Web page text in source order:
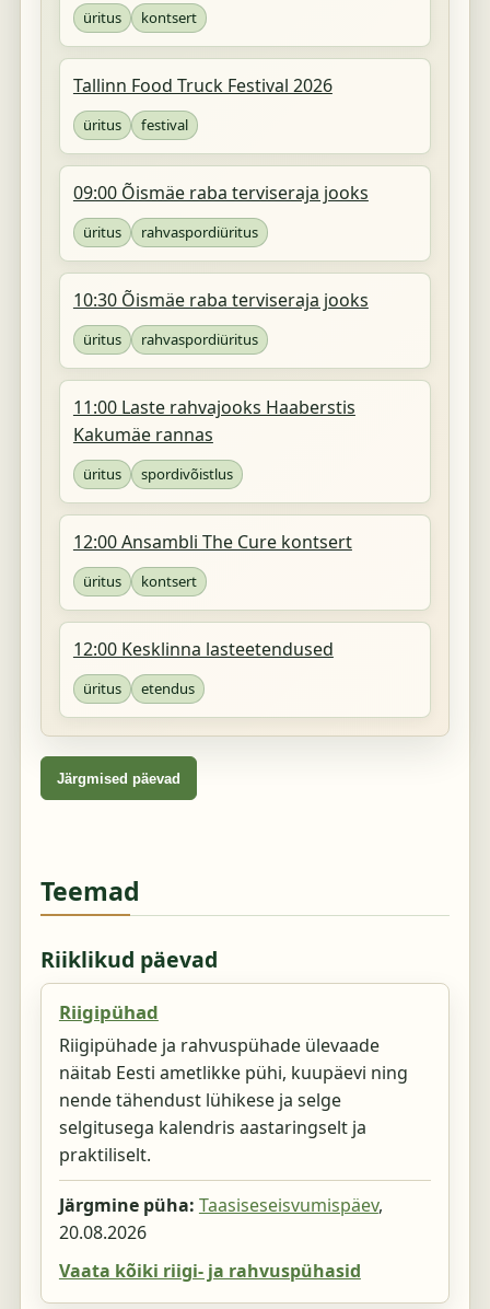
üritus kontsert
Tallinn Food Truck Festival 2026
üritus festival
09:00 Õismäe raba terviseraja jooks
üritus rahvaspordiüritus
10:30 Õismäe raba terviseraja jooks
üritus rahvaspordiüritus
11:00 Laste rahvajooks Haaberstis
Kakumäe rannas
üritus spordivõistlus
12:00 Ansambli The Cure kontsert
üritus kontsert
12:00 Kesklinna lasteetendused
üritus etendus
Järgmised päevad
Teemad
Riiklikud päevad
Riigipühad
Riigipühade ja rahvuspühade ülevaade
näitab Eesti ametlikke pühi, kuupäevi ning
nende tähendust lühikese ja selge
selgitusega kalendris aastaringselt ja
praktiliselt.
Järgmine püha: Taasiseseisvumispäev,
20.08.2026
Vaata kõiki riigi- ja rahvuspühasid